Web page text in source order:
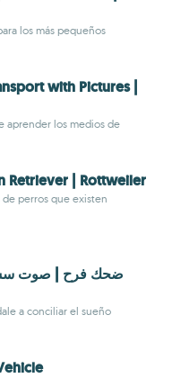
los más pequeños
with Pictures |
aprender los medios de
Retriever | Rottweiler
de perros que existen
ضحك فرح | صوت
a conciliar el sueño